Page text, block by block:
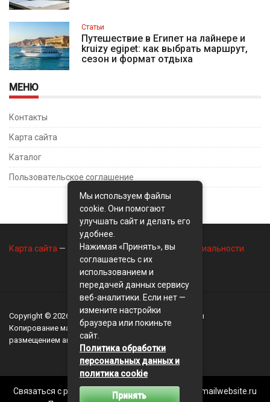
Статьи
Путешествие в Египет на лайнере и
kruizy egipet: как выбрать маршрут,
сезон и формат отдыха
МЕНЮ
Контакты
Карта сайта
Каталог
Пользовательское соглашение
Карта сайта — Контакты— Политика конфиденциальности
Copyright © 2026 BusinessMix- Экономика и финансы
Копирование материалов разрешается, только с
размещением активной ссылки на сайт
Связаться с редакцией сайта: businessmix.ru@mailwebsite.ru
Мы используем файлы
cookie. Они помогают
улучшать сайт и делать его
удобнее.
Нажимая «Принять», вы
соглашаетесь с их
использованием и
передачей данных сервису
веб-аналитики. Если нет —
измените настройки
браузера или покиньте
сайт.
Политика обработки
персональных данных и
политика cookie
Принять